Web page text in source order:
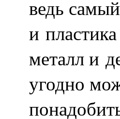
ведь
и
металл и
угодно